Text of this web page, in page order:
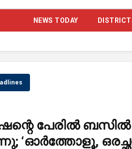
NEWS TODAY
പേരിൽ ബസിൽ
‘ഓർത്തോളൂ,